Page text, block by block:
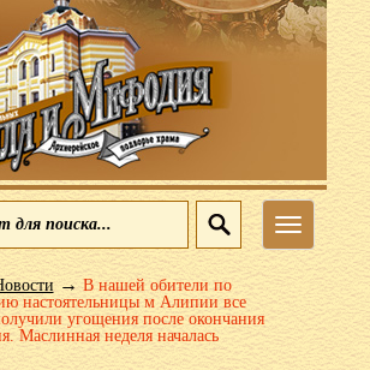
Меню
→В нашей обители по
настоятельницы м Алипии все
угощения после окончания
Маслинная неделя началась